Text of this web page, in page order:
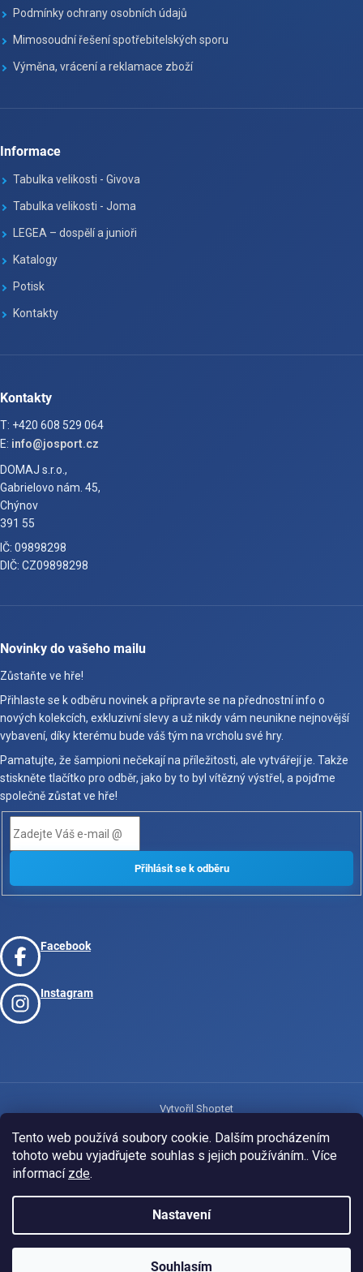
Tento web používá soubory cookie. Dalším procházením
tohoto webu vyjadřujete souhlas s jejich používáním.. Více
informací zde.
Nastavení
Souhlasím
Podmínky ochrany osobních údajů
Mimosoudní řešení spotřebitelských sporu
Výměna, vrácení a reklamace zboží
Informace
Tabulka velikosti - Givova
Tabulka velikosti - Joma
LEGEA – dospělí a junioři
Katalogy
Potisk
Kontakty
Kontakty
T: +420 608 529 064
E: info@josport.cz
DOMAJ s.r.o.,
Gabrielovo nám. 45,
Chýnov
391 55
IČ: 09898298
DIČ: CZ09898298
Novinky do vašeho mailu
Zůstaňte ve hře!
Přihlaste se k odběru novinek a připravte se na přednostní info o
nových kolekcích, exkluzivní slevy a už nikdy vám neunikne nejnovější
vybavení, díky kterému bude váš tým na vrcholu své hry.
Pamatujte, že šampioni nečekají na příležitosti, ale vytvářejí je. Takže
stiskněte tlačítko pro odběr, jako by to byl vítězný výstřel, a pojďme
společně zůstat ve hře!
Facebook
Instagram
Vytvořil Shoptet
Copyright 2026www.josport.cz. Všechna práva vyhrazena.